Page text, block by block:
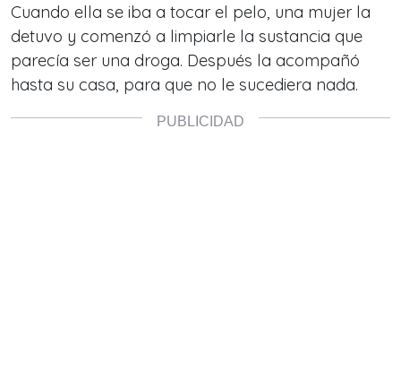
Cuando ella se iba a tocar el pelo, una mujer la
detuvo y comenzó a limpiarle la sustancia que
parecía ser una droga. Después la acompañó
hasta su casa, para que no le sucediera nada.